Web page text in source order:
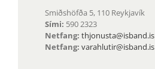
Smiðshöfða 5, 110 Reykjavík
Sími: 590 2323
Netfang: thjonusta@isband.is
Netfang: varahlutir@isband.is